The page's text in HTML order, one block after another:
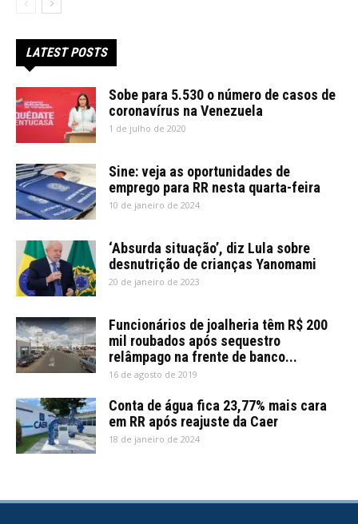
LATEST POSTS
Sobe para 5.530 o número de casos de
coronavírus na Venezuela
1 de julho de 2020
Sine: veja as oportunidades de
emprego para RR nesta quarta-feira
10 de janeiro de 2024
‘Absurda situação’, diz Lula sobre
desnutrição de crianças Yanomami
20 de janeiro de 2023
Funcionários de joalheria têm R$ 200
mil roubados após sequestro
relâmpago na frente de banco...
16 de agosto de 2019
Conta de água fica 23,77% mais cara
em RR após reajuste da Caer
18 de janeiro de 2024